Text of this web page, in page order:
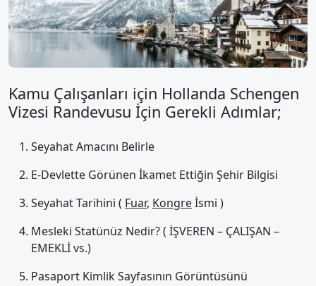
Kamu Çalışanları için Hollanda Schengen
Vizesi Randevusu İçin Gerekli Adımlar;
Seyahat Amacını Belirle
E-Devlette Görünen İkamet Ettiğin Şehir Bilgisi
Seyahat Tarihini ( Fuar, Kongreİsmi )
Mesleki Statünüz Nedir? ( İŞVEREN – ÇALIŞAN –
EMEKLİ vs.)
Pasaport Kimlik Sayfasının Görüntüsünü